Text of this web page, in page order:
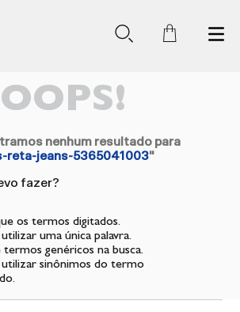
OOPS!
nenhum resultado para
reta-jeans-5365041003"
fazer?
os termos digitados.
uma única palavra.
genéricos na busca.
sinônimos do termo